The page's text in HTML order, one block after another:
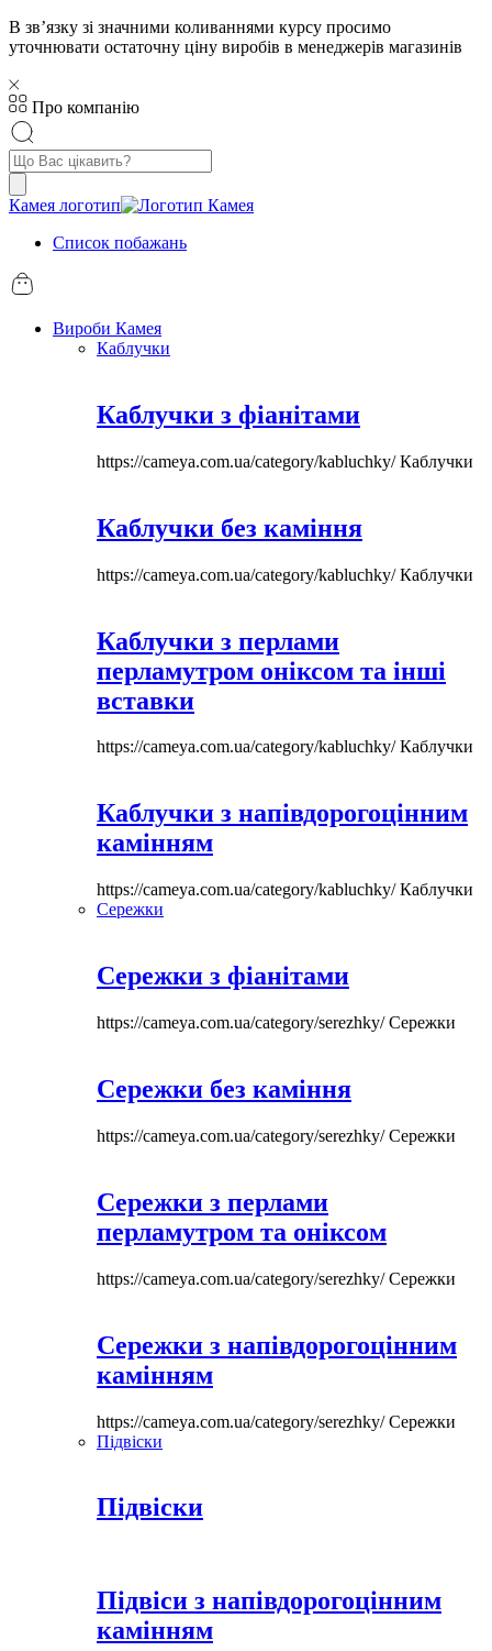
В звʼязку зі значними коливаннями курсу просимо
уточнювати остаточну ціну виробів в менеджерів магазинів
Про компанію
Пошук
товарів
Камея логотип
Список побажань
Вироби Камея
Каблучки
Каблучки з фіанітами
https://cameya.com.ua/category/kabluchky/Каблучки
Каблучки без каміння
https://cameya.com.ua/category/kabluchky/Каблучки
Каблучки з перлами
перламутром оніксом та інші
вставки
https://cameya.com.ua/category/kabluchky/Каблучки
Каблучки з напівдорогоцінним
камінням
https://cameya.com.ua/category/kabluchky/Каблучки
Сережки
Сережки з фіанітами
https://cameya.com.ua/category/serezhky/Сережки
Сережки без каміння
https://cameya.com.ua/category/serezhky/Сережки
Сережки з перлами
перламутром та оніксом
https://cameya.com.ua/category/serezhky/Сережки
Сережки з напівдорогоцінним
камінням
https://cameya.com.ua/category/serezhky/Сережки
Підвіски
Підвіски
Підвіси з напівдорогоцінним
камінням